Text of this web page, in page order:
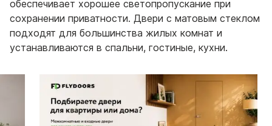
обеспечивает хорошее светопропускание при
сохранении приватности. Двери с матовым стеклом
подходят для большинства жилых комнат и
устанавливаются в спальни, гостиные, кухни.